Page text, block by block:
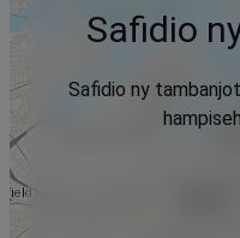
Safidio
Safidio ny